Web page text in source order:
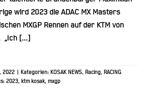
wird 2023 die ADAC MX Masters
MXGP Rennen auf der KTM von
„Ich [...]
2022 Kategorien: KOSAK NEWS, Racing, RACING
2023, ktm kosak, mxgp